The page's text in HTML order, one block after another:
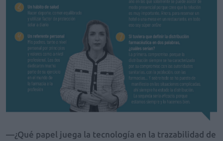
—¿Qué papel juega la tecnología en la trazabilidad de